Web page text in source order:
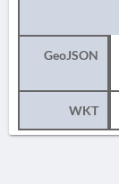
GeoJSON
WKT